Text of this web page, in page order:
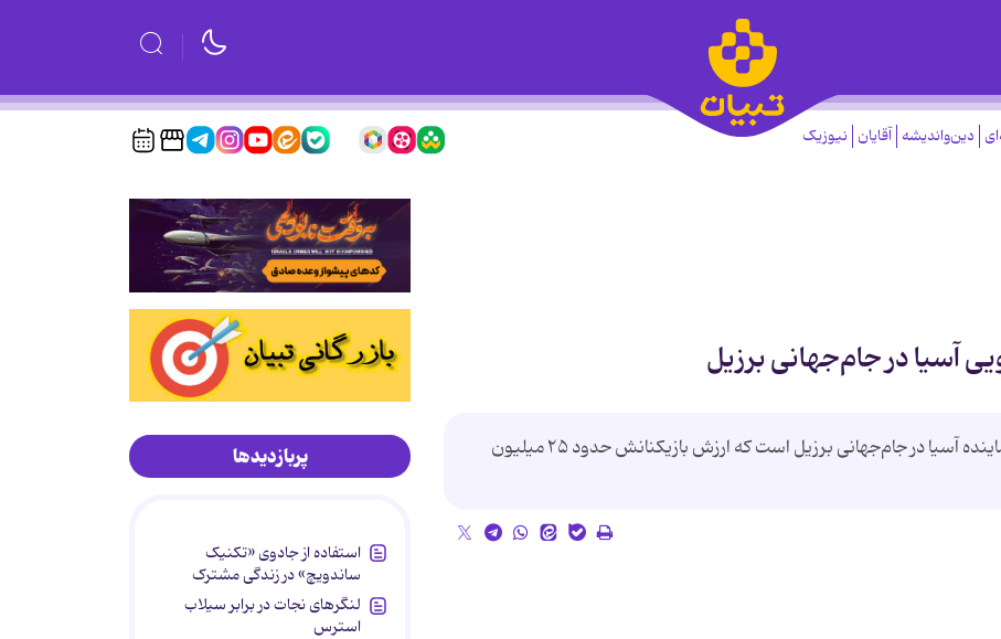
دین‌واندیشه آقایان نیوزیک
یک گزارش آماری عنوان می‌کند تیم ملی ایران نماینده آسیا در جام‌جهانی برزیل است که ارزش بازیکنانش حدود ۲۵ میلیون
پربازدیدها
استفاده از جادوی «تکنیک
ساندویچ» در زندگی مشترک
لنگرهای نجات در برابر سیلاب
استرس